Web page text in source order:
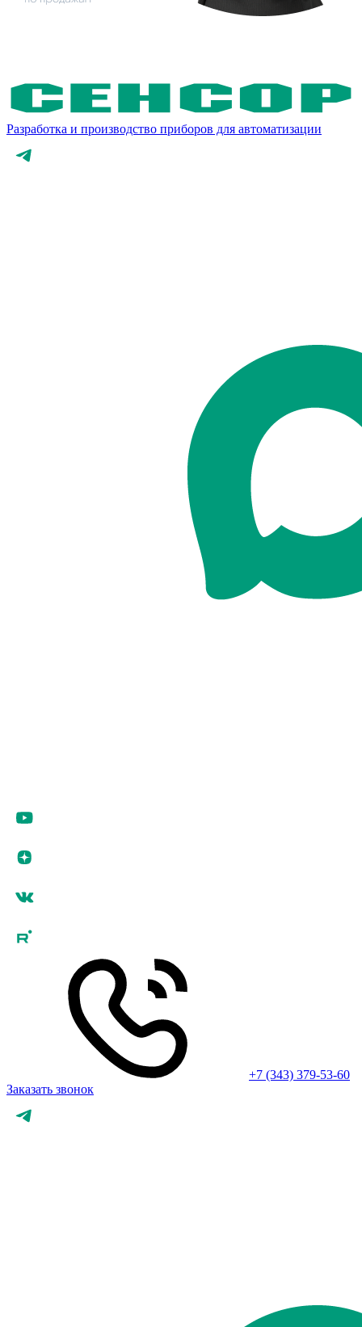
Разработка и производство приборов для автоматизации
+7 (343) 379-53-60
Заказать звонок